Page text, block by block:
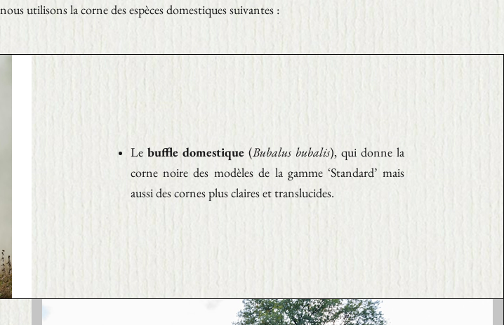
utilisons la corne des espèces domestiques suivantes :
Le buffle domestique (Bubalus bubalis), qui donne la
corne noire des modèles de la gamme ‘Standard’ mais
aussi des cornes plus claires et translucides.